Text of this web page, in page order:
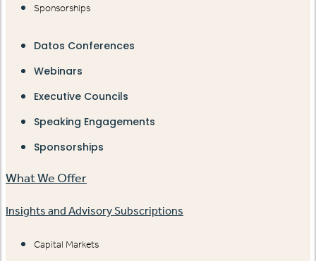
Sponsorships
Datos Conferences
Webinars
Executive Councils
Speaking Engagements
Sponsorships
What We Offer
Insights and Advisory Subscriptions
Capital Markets